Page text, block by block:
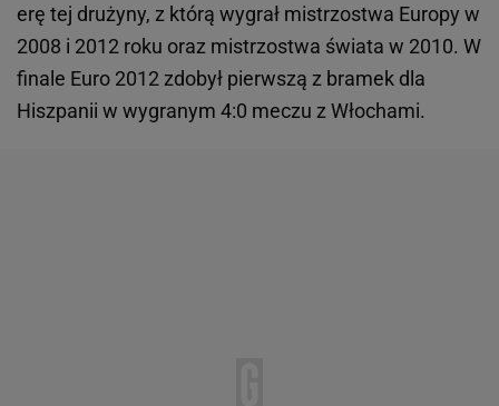
erę tej drużyny, z którą wygrał mistrzostwa Europy w
2008 i 2012 roku oraz mistrzostwa świata w 2010. W
finale Euro 2012 zdobył pierwszą z bramek dla
Hiszpanii w wygranym 4:0 meczu z Włochami.